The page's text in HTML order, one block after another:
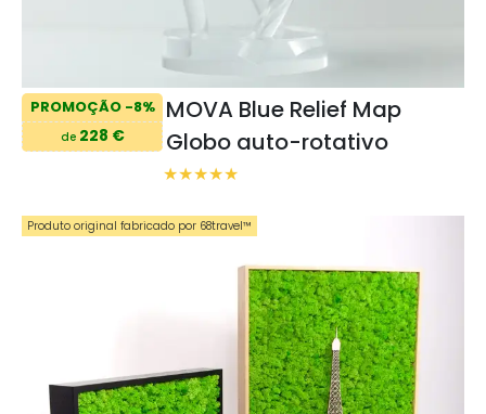
PROMOÇÃO -8%
de228 €
MOVA Blue Relief Map
Globo auto-rotativo
Produto original fabricado por 68travel™️